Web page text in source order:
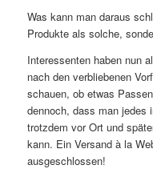
Was kann man daraus
Produkte als solche,
Interessenten haben nun
nach den verbliebenen
schauen, ob etwas
dennoch, dass man jedes
trotzdem vor Ort und
kann. Ein Versand à la
ausgeschlossen!